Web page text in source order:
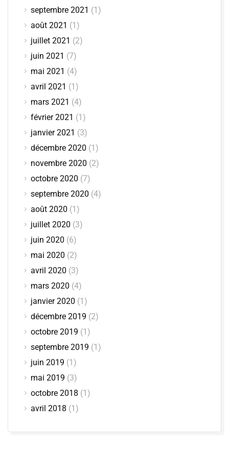
septembre 2021 (1)
août 2021 (1)
juillet 2021 (2)
juin 2021 (7)
mai 2021 (4)
avril 2021 (1)
mars 2021 (4)
février 2021 (1)
janvier 2021 (3)
décembre 2020 (1)
novembre 2020 (2)
octobre 2020 (7)
septembre 2020 (4)
août 2020 (1)
juillet 2020 (3)
juin 2020 (6)
mai 2020 (2)
avril 2020 (3)
mars 2020 (4)
janvier 2020 (1)
décembre 2019 (2)
octobre 2019 (1)
septembre 2019 (1)
juin 2019 (1)
mai 2019 (3)
octobre 2018 (1)
avril 2018 (1)